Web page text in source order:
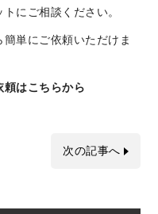
にご相談ください。
単にご依頼いただけま
はこちらから
次の記事へ